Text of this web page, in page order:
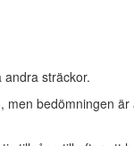
sträckor.
bedömningen